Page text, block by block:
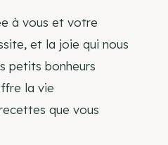
à vous et votre
et la joie qui nous
petits bonheurs
la vie
que vous